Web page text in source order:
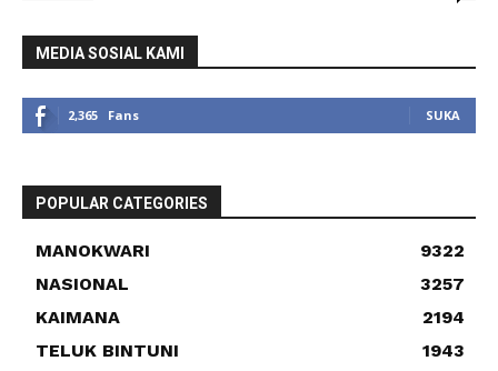
MEDIA SOSIAL KAMI
2,365 Fans SUKA
POPULAR CATEGORIES
MANOKWARI
9322
NASIONAL
3257
KAIMANA
2194
TELUK BINTUNI
1943